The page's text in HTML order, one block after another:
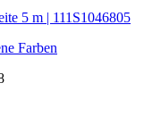
5 m | 111S1046805
Farben